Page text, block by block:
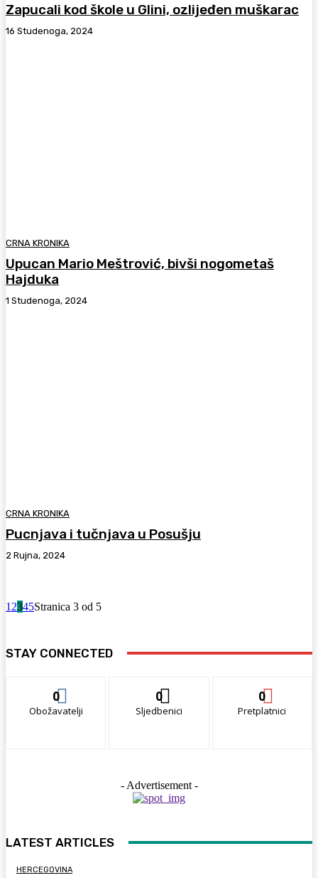
Zapucali kod škole u Glini, ozlijeđen muškarac
16 Studenoga, 2024
CRNA KRONIKA
Upucan Mario Meštrović, bivši nogometaš
Hajduka
1 Studenoga, 2024
CRNA KRONIKA
Pucnjava i tučnjava u Posušju
2 Rujna, 2024
1 2345Stranica 3 od 5
STAY CONNECTED
0
Obožavatelji
0
Sljedbenici
0
Pretplatnici
- Advertisement -
LATEST ARTICLES
HERCEGOVINA